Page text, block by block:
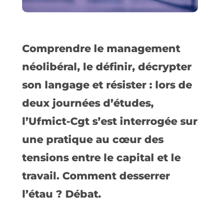
Comprendre le management
néolibéral, le définir, décrypter
son langage et résister : lors de
deux journées d’études,
l’Ufmict-Cgt s’est interrogée sur
une pratique au cœur des
tensions entre le capital et le
travail. Comment desserrer
l’étau ? Débat.